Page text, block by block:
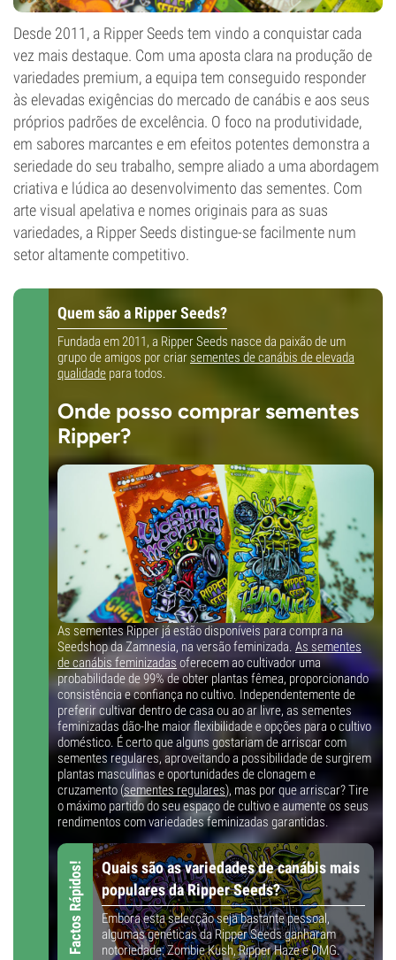
Desde 2011, a Ripper Seeds tem vindo a conquistar cada
vez mais destaque. Com uma aposta clara na produção de
variedades premium, a equipa tem conseguido responder
às elevadas exigências do mercado de canábis e aos seus
próprios padrões de excelência. O foco na produtividade,
em sabores marcantes e em efeitos potentes demonstra a
seriedade do seu trabalho, sempre aliado a uma abordagem
criativa e lúdica ao desenvolvimento das sementes. Com
arte visual apelativa e nomes originais para as suas
variedades, a Ripper Seeds distingue-se facilmente num
setor altamente competitivo.
Quem são a Ripper Seeds?
Fundada em 2011, a Ripper Seeds nasce da paixão de um
grupo de amigos por criarsementes de canábis de elevada
qualidade para todos.
Onde posso comprar sementes
Ripper?
As sementes Ripper já estão disponíveis para compra na
Seedshop da Zamnesia, na versão feminizada. As sementes
de canábis feminizadas oferecem ao cultivador uma
probabilidade de 99% de obter plantas fêmea, proporcionando
consistência e confiança no cultivo. Independentemente de
preferir cultivar dentro de casa ou ao ar livre, as sementes
feminizadas dão-lhe maior flexibilidade e opções para o cultivo
doméstico. É certo que alguns gostariam de arriscar com
sementes regulares, aproveitando a possibilidade de surgirem
plantas masculinas e oportunidades de clonagem e
cruzamento (sementes regulares), mas por que arriscar? Tire
o máximo partido do seu espaço de cultivo e aumente os seus
rendimentos com variedades feminizadas garantidas.
Factos Rápidos!
Quais são as variedades de canábis mais
populares da Ripper Seeds?
Embora esta selecção seja bastante pessoal,
algumas genéticas da Ripper Seeds ganharam
notoriedade: Zombie Kush, Ripper Haze e OMG.